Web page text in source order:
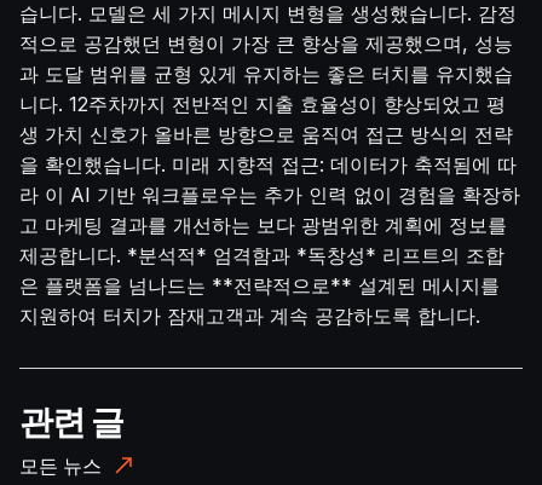
습니다. 모델은 세 가지 메시지 변형을 생성했습니다. 감정
적으로 공감했던 변형이 가장 큰 향상을 제공했으며, 성능
과 도달 범위를 균형 있게 유지하는 좋은 터치를 유지했습
니다. 12주차까지 전반적인 지출 효율성이 향상되었고 평
생 가치 신호가 올바른 방향으로 움직여 접근 방식의 전략
을 확인했습니다. 미래 지향적 접근: 데이터가 축적됨에 따
라 이 AI 기반 워크플로우는 추가 인력 없이 경험을 확장하
고 마케팅 결과를 개선하는 보다 광범위한 계획에 정보를
제공합니다. *분석적* 엄격함과 *독창성* 리프트의 조합
은 플랫폼을 넘나드는 **전략적으로** 설계된 메시지를
지원하여 터치가 잠재고객과 계속 공감하도록 합니다.
관련 글
모든 뉴스